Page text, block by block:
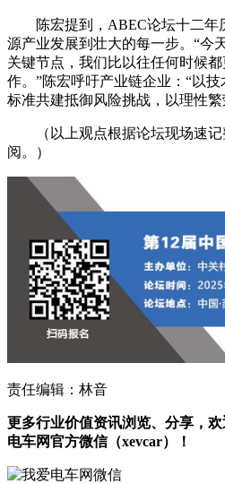
陈宏提到，ABEC论坛十二
源产业发展到壮大的每一步。“今
关键节点，我们比以往任何时候
作。”陈宏呼吁产业链企业：“以
标准共建抵御风险挑战，以理性
（以上观点根据论坛现场速
阅。）
责任编辑：林音
更多行业价值资讯浏览、分享，
电车网官方微信（xevcar）！